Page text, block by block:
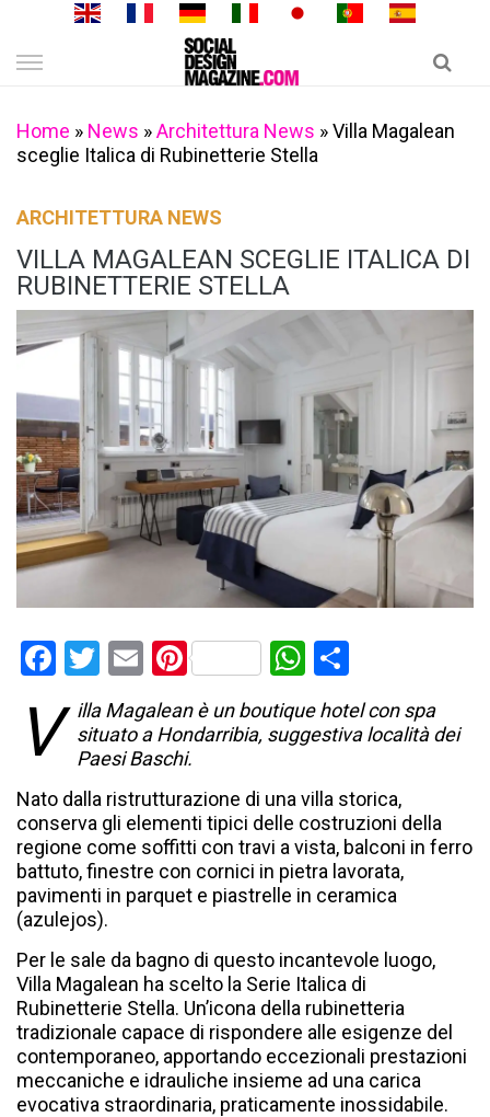
to
Home » News »Architettura News »Villa Magalean
sceglie Italica di Rubinetterie Stella
ARCHITETTURA NEWS
VILLA MAGALEAN SCEGLIE ITALICA DI
RUBINETTERIE STELLA
Facebook
Twitter
EmailPinterestWhatsApp
V
illa Magalean è un boutique hotel con spa
situato a Hondarribia, suggestiva località dei
Paesi Baschi.
Nato dalla ristrutturazione di una villa storica,
conserva gli elementi tipici delle costruzioni della
regione come soffitti con travi a vista, balconi in ferro
battuto, finestre con cornici in pietra lavorata,
pavimenti in parquet e piastrelle in ceramica
(azulejos).
Per le sale da bagno di questo incantevole luogo,
Villa Magalean ha scelto la Serie Italica di
Rubinetterie Stella. Un’icona della rubinetteria
tradizionale capace di rispondere alle esigenze del
contemporaneo, apportando eccezionali prestazioni
meccaniche e idrauliche insieme ad una carica
evocativa straordinaria, praticamente inossidabile.